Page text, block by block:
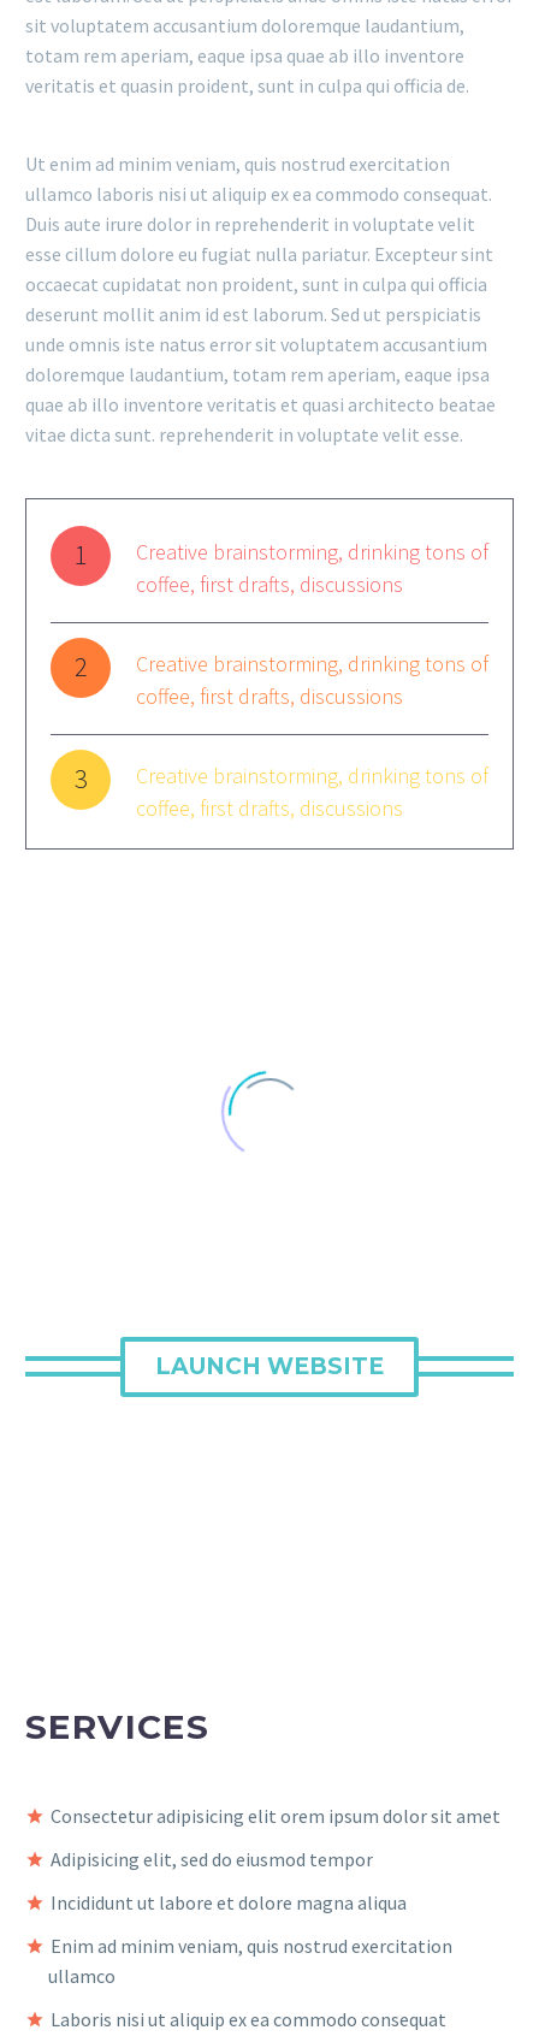
sit voluptatem accusantium doloremque laudantium,
totam rem aperiam, eaque ipsa quae ab illo inventore
veritatis et quasin proident, sunt in culpa qui officia de.
Ut enim ad minim veniam, quis nostrud exercitation
ullamco laboris nisi ut aliquip ex ea commodo consequat.
Duis aute irure dolor in reprehenderit in voluptate velit
esse cillum dolore eu fugiat nulla pariatur. Excepteur sint
occaecat cupidatat non proident, sunt in culpa qui officia
deserunt mollit anim id est laborum. Sed ut perspiciatis
unde omnis iste natus error sit voluptatem accusantium
doloremque laudantium, totam rem aperiam, eaque ipsa
quae ab illo inventore veritatis et quasi architecto beatae
vitae dicta sunt. reprehenderit in voluptate velit esse.
1
Creative brainstorming, drinking tons of
coffee, first drafts, discussions
2
Creative brainstorming, drinking tons of
coffee, first drafts, discussions
3
Creative brainstorming, drinking tons of
coffee, first drafts, discussions
LAUNCH WEBSITE
SERVICES
Consectetur adipisicing elit orem ipsum dolor sit amet
Adipisicing elit, sed do eiusmod tempor
Incididunt ut labore et dolore magna aliqua
Enim ad minim veniam, quis nostrud exercitation
ullamco
Laboris nisi ut aliquip ex ea commodo consequat